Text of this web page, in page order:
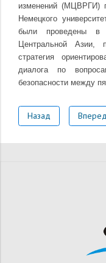
изменений (МЦВРГИ)
Немецкого
были проведены в
Центральной Азии,
стратегия
диалога по
безопасности между
Назад Вперед